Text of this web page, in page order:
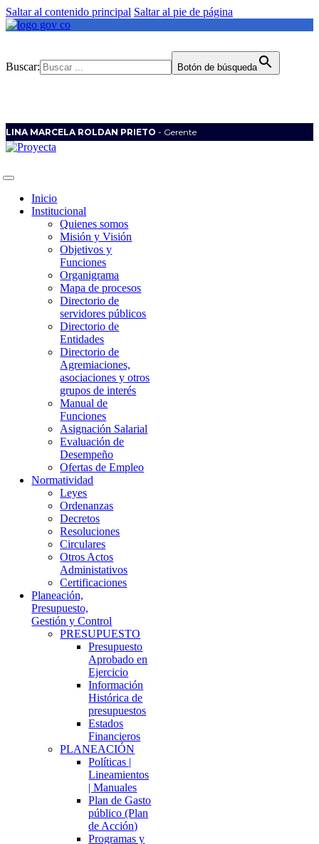
Saltar al contenido principal Saltar al pie de página
Buscar: Botón de búsqueda
LINA MARCELA ROLDAN PRIETO - Gerente
Inicio
Institucional
Quienes somos
Misión y Visión
Objetivos y
Funciones
Organigrama
Mapa de procesos
Directorio de
servidores públicos
Directorio de
Entidades
Directorio de
Agremiaciones,
asociaciones y otros
grupos de interés
Manual de
Funciones
Asignación Salarial
Evaluación de
Desempeño
Ofertas de Empleo
Normatividad
Leyes
Ordenanzas
Decretos
Resoluciones
Circulares
Otros Actos
Administativos
Certificaciones
Planeación,
Presupuesto,
Gestión y Control
PRESUPUESTO
Presupuesto
Aprobado en
Ejercicio
Información
Histórica de
presupuestos
Estados
Financieros
PLANEACIÓN
Políticas |
Lineamientos
| Manuales
Plan de Gasto
público (Plan
de Acción)
Programas y